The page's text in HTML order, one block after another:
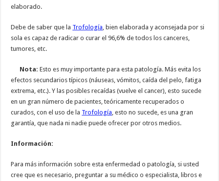
elaborado.
Debe de saber que la Trofología , bien elaborada y aconsejada por si
sola es capaz de radicar o curar el 96,6% de todos los canceres,
tumores, etc.
Nota:Esto es muy importante para esta patología. Más evita los
efectos secundarios típicos (náuseas, vómitos, caída del pelo, fatiga
extrema, etc.). Y las posibles recaídas (vuelve el cancer), esto sucede
en un gran número de pacientes, teóricamente recuperados o
curados, con el uso de la Trofología , esto no sucede, es una gran
garantía, que nada ni nadie puede ofrecer por otros medios.
Información:
Para más información sobre esta enfermedad o patología, si usted
cree que es necesario, preguntar a su médico o especialista, libros e